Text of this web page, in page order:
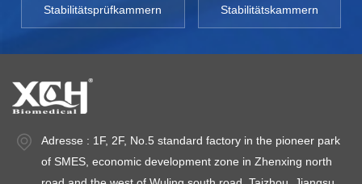
Stabilitätsprüfkammern Stabilitätskammern
Adresse : 1F, 2F, No.5 standard factory in the pioneer park
of SMES, economic development zone in Zhenxing north